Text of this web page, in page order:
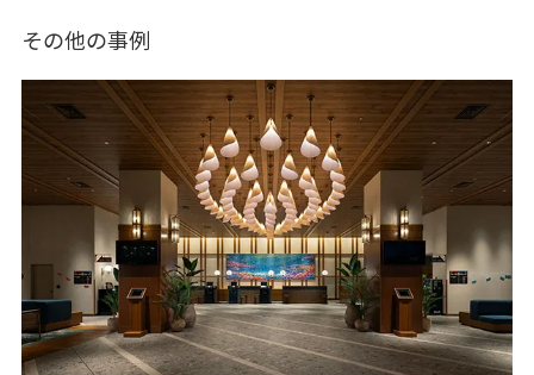
その他の事例